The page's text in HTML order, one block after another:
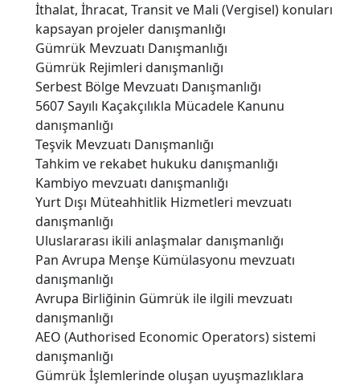
İthalat, İhracat, Transit ve Mali (Vergisel) konuları
kapsayan projeler danışmanlığı
Gümrük Mevzuatı Danışmanlığı
Gümrük Rejimleri danışmanlığı
Serbest Bölge Mevzuatı Danışmanlığı
5607 Sayılı Kaçakçılıkla Mücadele Kanunu
danışmanlığı
Teşvik Mevzuatı Danışmanlığı
Tahkim ve rekabet hukuku danışmanlığı
Kambiyo mevzuatı danışmanlığı
Yurt Dışı Müteahhitlik Hizmetleri mevzuatı
danışmanlığı
Uluslararası ikili anlaşmalar danışmanlığı
Pan Avrupa Menşe Kümülasyonu mevzuatı
danışmanlığı
Avrupa Birliğinin Gümrük ile ilgili mevzuatı
danışmanlığı
AEO (Authorised Economic Operators) sistemi
danışmanlığı
Gümrük İşlemlerinde oluşan uyuşmazlıklara